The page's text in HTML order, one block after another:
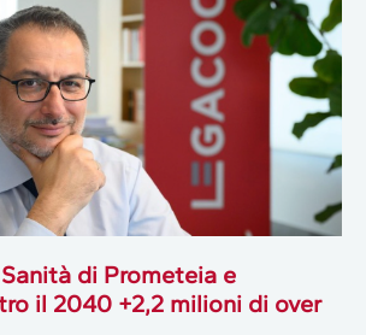
di Prometeia e
il 2040 +2,2 milioni di over